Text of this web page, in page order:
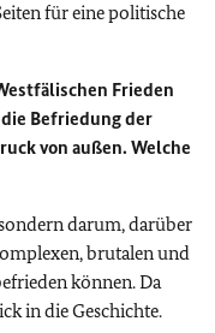
für eine politische
Frieden
Befriedung der
von außen. Welche
darum, darüber
brutalen und
können. Da
in die Geschichte.